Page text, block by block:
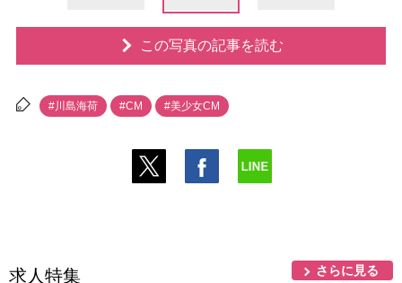
この写真の記事を読む
#川島海荷 #CM #美少女CM
求人特集 さらに見る